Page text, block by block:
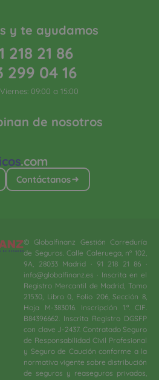
.com
Contáctanos
de nosotros
y te ayudamos
218 21 86
299 04 16
09:00 a 15:00
© Globalfinanz Gestión Correduría
de Seguros. Calle Caleruega, nº 102,
9A, 28033 Madrid · 91 218 21 86 ·
info@globalfinanz.es · Inscrita en el
Registro Mercantil de Madrid, Tomo
21530, Libro 0, Folio 206, Sección 8,
Hoja M-383016. Inscripción 1.ª. CIF.
B84396662. Inscrita Registro DGSFP
con clave J-2437. Contratado Seguro
de Responsabilidad Civil Profesional
y Seguro de Caución conforme a la
normativa vigente sobre distribución
de seguros y reaseguros privados,